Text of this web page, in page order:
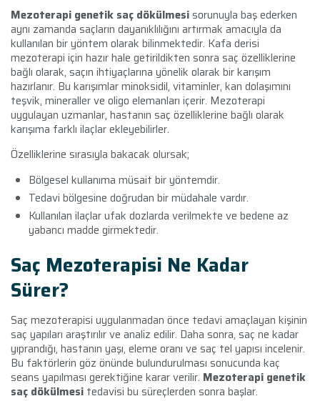
Mezoterapi genetik saç dökülmesisorunuyla baş ederken
aynı zamanda saçların dayanıklılığını artırmak amacıyla da
kullanılan bir yöntem olarak bilinmektedir. Kafa derisi
mezoterapi için hazır hale getirildikten sonra saç özelliklerine
bağlı olarak, saçın ihtiyaçlarına yönelik olarak bir karışım
hazırlanır. Bu karışımlar minoksidil, vitaminler, kan dolaşımını
teşvik, mineraller ve oligo elemanları içerir. Mezoterapi
uygulayan uzmanlar, hastanın saç özelliklerine bağlı olarak
karışıma farklı ilaçlar ekleyebilirler.
Özelliklerine sırasıyla bakacak olursak;
Bölgesel kullanıma müsait bir yöntemdir.
Tedavi bölgesine doğrudan bir müdahale vardır.
Kullanılan ilaçlar ufak dozlarda verilmekte ve bedene az
yabancı madde girmektedir.
Saç Mezoterapisi Ne Kadar
Sürer?
Saç mezoterapisi uygulanmadan önce tedavi amaçlayan kişinin
saç yapıları araştırılır ve analiz edilir. Daha sonra, saç ne kadar
yıprandığı, hastanın yaşı, eleme oranı ve saç tel yapısı incelenir.
Bu faktörlerin göz önünde bulundurulması sonucunda kaç
seans yapılması gerektiğine karar verilir. Mezoterapi genetik
saç dökülmesi tedavisi bu süreçlerden sonra başlar.